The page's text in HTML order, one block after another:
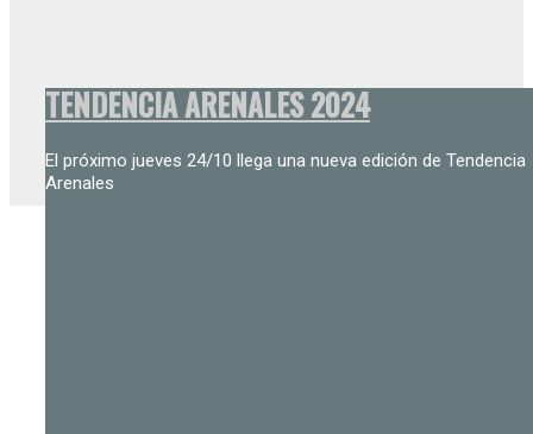
TENDENCIA ARENALES 2024
El próximo jueves 24/10 llega una nueva edición de Tendencia
Arenales